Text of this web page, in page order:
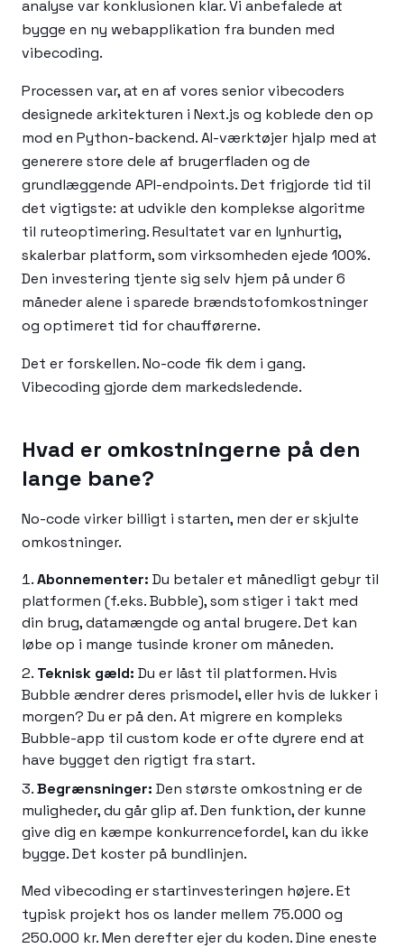
analyse var konklusionen klar. Vi anbefalede at
bygge en ny webapplikation fra bunden med
vibecoding.
Processen var, at en af vores senior vibecoders
designede arkitekturen i Next.js og koblede den op
mod en Python-backend. AI-værktøjer hjalp med at
generere store dele af brugerfladen og de
grundlæggende API-endpoints. Det frigjorde tid til
det vigtigste: at udvikle den komplekse algoritme
til ruteoptimering. Resultatet var en lynhurtig,
skalerbar platform, som virksomheden ejede 100%.
Den investering tjente sig selv hjem på under 6
måneder alene i sparede brændstofomkostninger
og optimeret tid for chaufførerne.
Det er forskellen. No-code fik dem i gang.
Vibecoding gjorde dem markedsledende.
Hvad er omkostningerne på den
lange bane?
No-code virker billigt i starten, men der er skjulte
omkostninger.
Abonnementer: Du betaler et månedligt gebyr til
platformen (f.eks. Bubble), som stiger i takt med
din brug, datamængde og antal brugere. Det kan
løbe op i mange tusinde kroner om måneden.
Teknisk gæld: Du er låst til platformen. Hvis
Bubble ændrer deres prismodel, eller hvis de lukker i
morgen? Du er på den. At migrere en kompleks
Bubble-app til custom kode er ofte dyrere end at
have bygget den rigtigt fra start.
Begrænsninger: Den største omkostning er de
muligheder, du går glip af. Den funktion, der kunne
give dig en kæmpe konkurrencefordel, kan du ikke
bygge. Det koster på bundlinjen.
Med vibecoding er startinvesteringen højere. Et
typisk projekt hos os lander mellem 75.000 og
250.000 kr. Men derefter ejer du koden. Dine eneste